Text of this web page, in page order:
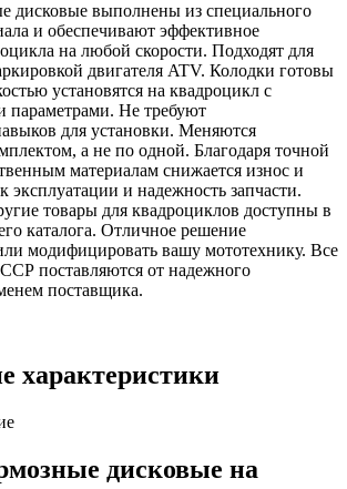
дисковые выполнены из специального
и обеспечивают эффективное
на любой скорости. Подходят для
двигателя ATV. Колодки готовы
установятся на квадроцикл с
параметрами. Не требуют
для установки. Меняются
а не по одной. Благодаря точной
материалам снижается износ и
эксплуатации и надежность запчасти.
товары для квадроциклов доступны в
каталога. Отличное решение
модифицировать вашу мототехнику. Все
поставляются от надежного
поставщика.
характеристики
дисковые на